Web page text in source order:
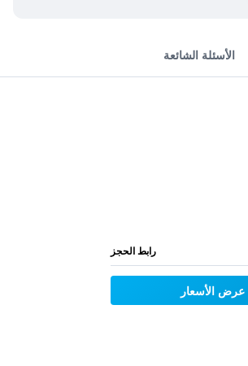
الأسئلة الشائعة
رابط الحجز
عرض الأسعار